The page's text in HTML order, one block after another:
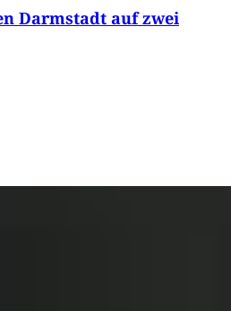
Darmstadt auf zwei